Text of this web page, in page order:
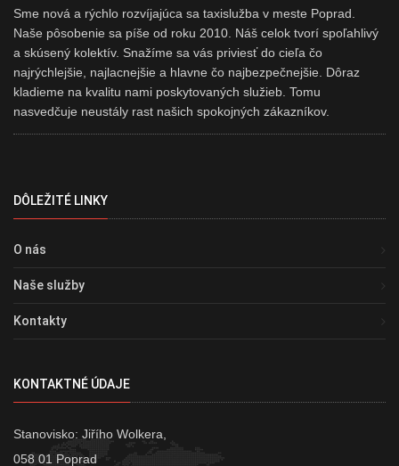
Sme nová a rýchlo rozvíjajúca sa taxislužba v meste Poprad.
Naše pôsobenie sa píše od roku 2010. Náš celok tvorí spoľahlivý
a skúsený kolektív. Snažíme sa vás priviesť do cieľa čo
najrýchlejšie, najlacnejšie a hlavne čo najbezpečnejšie. Dôraz
kladieme na kvalitu nami poskytovaných služieb. Tomu
nasvedčuje neustály rast našich spokojných zákazníkov.
DÔLEŽITÉ LINKY
O nás
Naše služby
Kontakty
KONTAKTNÉ ÚDAJE
Stanovisko: Jiřího Wolkera,
058 01 Poprad